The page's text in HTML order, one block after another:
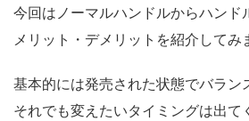
今回はノーマルハンドルからハンド
メリット・デメリットを紹介してみ
基本的には発売された状態でバラン
それでも変えたいタイミングは出て